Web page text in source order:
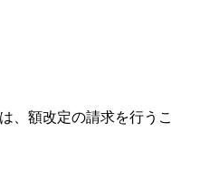
、額改定の請求を行うこ